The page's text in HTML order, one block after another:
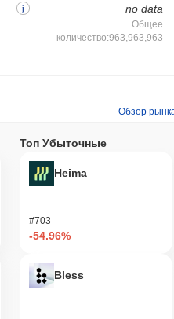
no data
Общее
количество:963,963,963
Обзор
Топ Убыточные
Heima
#703
-54.96%
Bless